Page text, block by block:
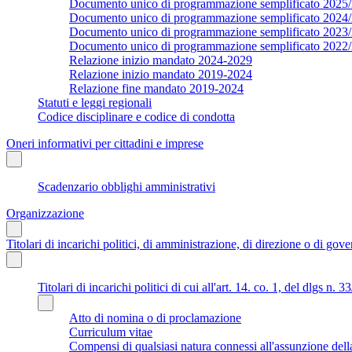
Documento unico di programmazione semplificato
Documento unico di programmazione semplificato
Documento unico di programmazione semplificato
Documento unico di programmazione semplificato
Relazione inizio mandato 2024-2029
Relazione inizio mandato 2019-2024
Relazione fine mandato 2019-2024
Statuti e leggi regionali
Codice disciplinare e codice di condotta
Oneri informativi per cittadini e imprese
Scadenzario obblighi amministrativi
Organizzazione
Titolari di incarichi politici, di amministrazione, di direzione o di
Titolari di incarichi politici di cui all'art. 14. co. 1, del dlgs n.
Atto di nomina o di proclamazione
Curriculum vitae
Compensi di qualsiasi natura connessi all'assunzione